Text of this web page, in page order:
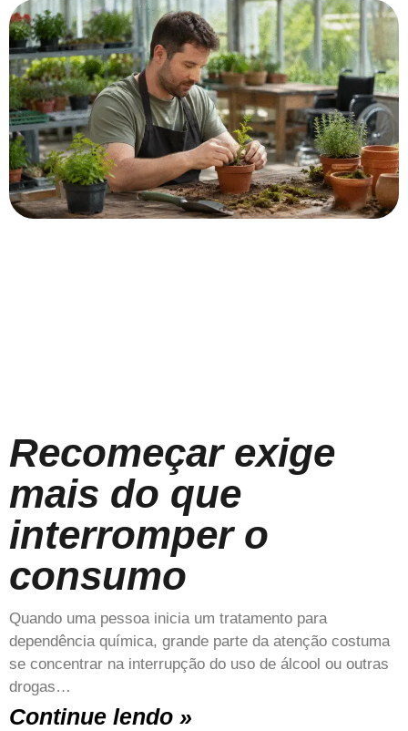
Recomeçar exige
mais do que
interromper o
consumo
Quando uma pessoa inicia um tratamento para
dependência química, grande parte da atenção costuma
se concentrar na interrupção do uso de álcool ou outras
drogas…
Continue lendo »